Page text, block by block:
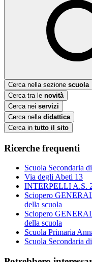
Cerca nella sezione scuola
Cerca tra le novità
Cerca nei servizi
Cerca nella didattica
Cerca in tutto il sito
Ricerche frequenti
Scuola Secondaria
Via degli Abeti 13
INTERPELLI A.S.
Sciopero
della scuola
Sciopero
della scuola
Scuola Primaria
Scuola Secondaria